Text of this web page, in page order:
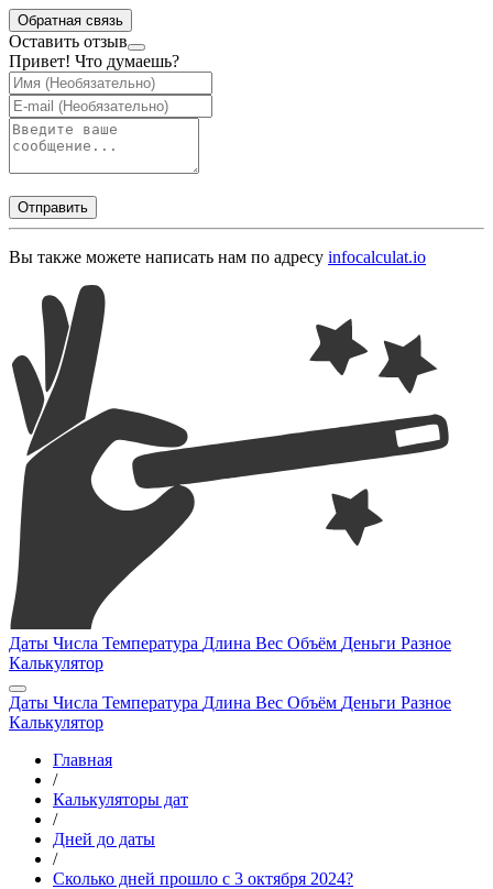
Обратная связь
Оставить отзыв
Привет! Что думаешь?
Отправить
Вы также можете написать нам по адресу infocalculat.io
Даты Числа Температура Длина Вес Объём Деньги Разное
Калькулятор
Даты Числа Температура Длина Вес Объём Деньги Разное
Калькулятор
Главная
/
Калькуляторы дат
/
Дней до даты
/
Сколько дней прошло с 3 октября 2024?